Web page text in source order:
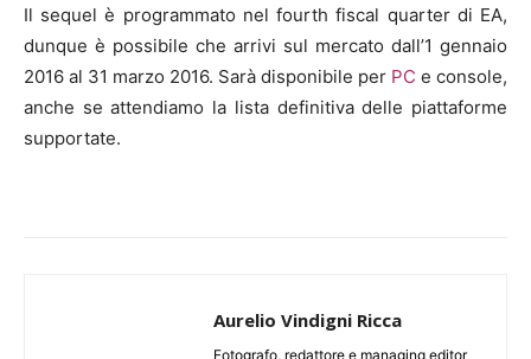
Il sequel è programmato nel fourth fiscal quarter di EA,
dunque è possibile che arrivi sul mercato dall’1 gennaio
2016 al 31 marzo 2016. Sarà disponibile per PC e console,
anche se attendiamo la lista definitiva delle piattaforme
supportate.
Aurelio Vindigni Ricca
Fotografo, redattore e managing editor